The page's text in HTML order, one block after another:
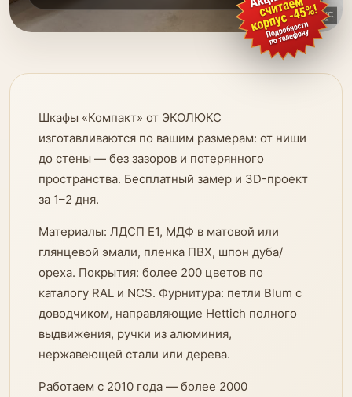
Шкафы «Компакт» от ЭКОЛЮКС
изготавливаются по вашим размерам: от ниши
до стены — без зазоров и потерянного
пространства. Бесплатный замер и 3D-проект
за 1–2 дня.
Материалы: ЛДСП E1, МДФ в матовой или
глянцевой эмали, пленка ПВХ, шпон дуба/
ореха. Покрытия: более 200 цветов по
каталогу RAL и NCS. Фурнитура: петли Blum с
доводчиком, направляющие Hettich полного
выдвижения, ручки из алюминия,
нержавеющей стали или дерева.
Работаем с 2010 года — более 2000